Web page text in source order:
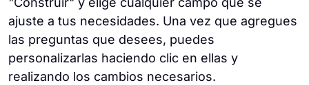
ajuste a tus necesidades. Una vez que agregues
las preguntas que desees, puedes
personalizarlas haciendo clic en ellas y
realizando los cambios necesarios.